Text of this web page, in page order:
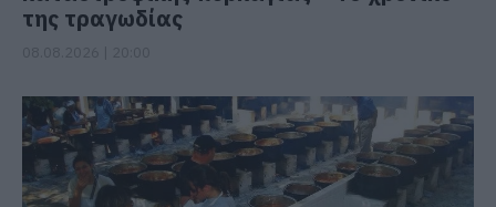
της τραγωδίας